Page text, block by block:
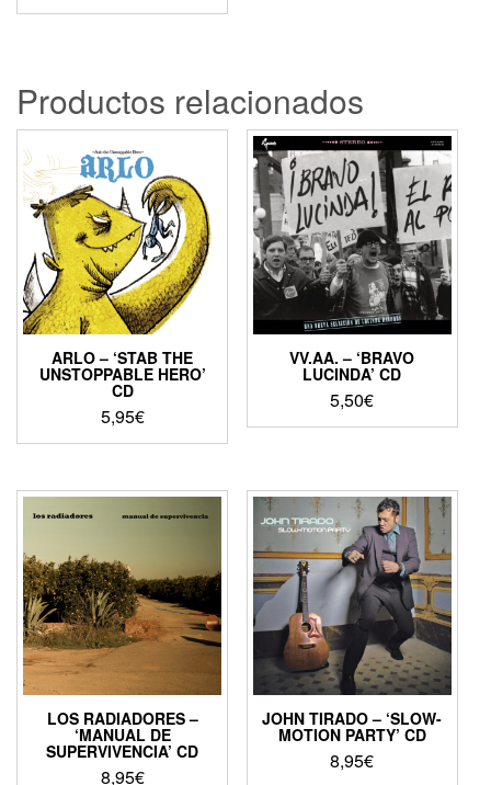
Productos relacionados
ARLO – ‘STAB THE
UNSTOPPABLE HERO’
CD
5,95€
VV.AA. – ‘BRAVO
LUCINDA’ CD
5,50€
LOS RADIADORES –
‘MANUAL DE
SUPERVIVENCIA’ CD
8,95€
JOHN TIRADO – ‘SLOW-
MOTION PARTY’ CD
8,95€